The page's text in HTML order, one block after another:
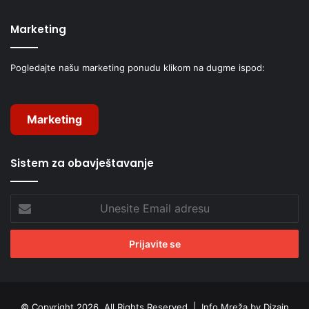
Marketing
Pogledajte našu marketing ponudu klikom na dugme ispod:
Marketing
Sistem za obavještavanje
Email
adresu
© Copyright 2026, All Rights Reserved | Info Mreža by Dizajn